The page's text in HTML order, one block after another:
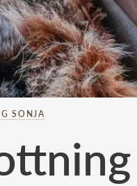
SONJA